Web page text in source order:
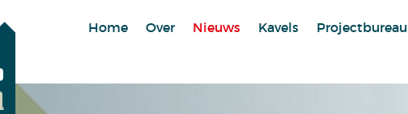
Home Over Nieuws Kavels Projectbureau